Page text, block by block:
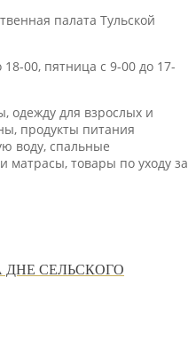
палата Тульской
00, пятница с 9-00 до 17-
одежду для взрослых и
продукты питания
воду, спальные
матрасы, товары по уходу за
СЕЛЬСКОГО